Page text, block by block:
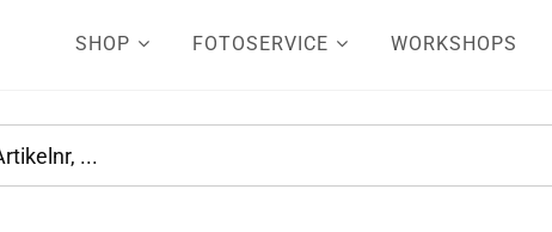
SHOP FOTOSERVICE WORKSHOPS